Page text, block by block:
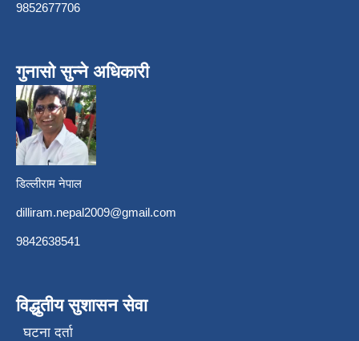
9852677706
गुनासो सुन्ने अधिकारी
डिल्लीराम नेपाल
dilliram.nepal2009@gmail.com
9842638541
विद्धुतीय सुशासन सेवा
घटना दर्ता